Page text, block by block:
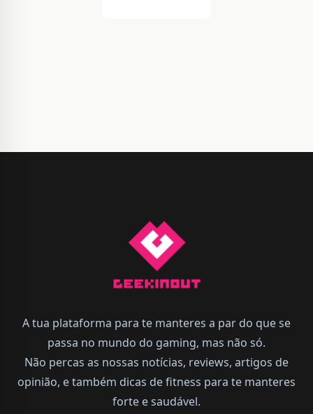
A tua plataforma para te manteres a par do que se
passa no mundo do gaming, mas não só.
Não percas as nossas notícias, reviews, artigos de
opinião, e também dicas de fitness para te manteres
forte e saudável.